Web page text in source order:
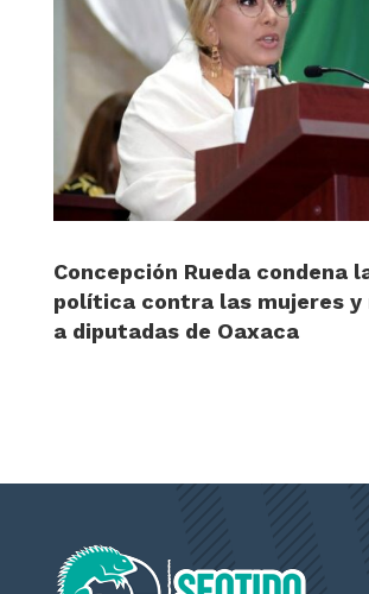
Concepción Rueda condena
política contra las mujeres y
a diputadas de Oaxaca